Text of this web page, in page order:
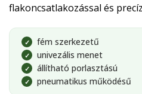
flakoncsatlakozással és
✓ fém szerkezetű
✓ univezális menet
✓ állítható porlasztású
✓ pneumatikus működésű